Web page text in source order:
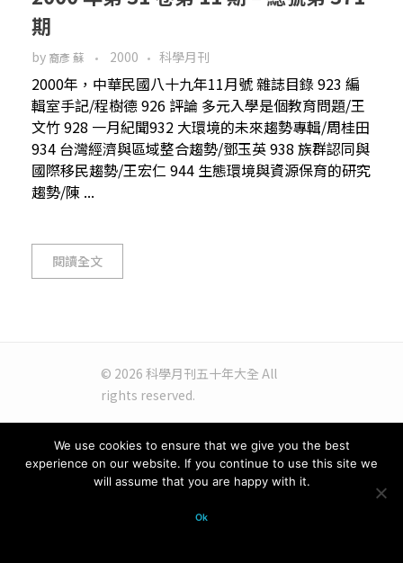
期
by 裔彥 蘇 2000 科學月刊
2000年，中華民國八十九年11月號 雜誌目錄 923 編
輯室手記/程樹德 926 評論 多元入學是個教育問題/王
文竹 928 一月紀聞932 大環境的未來趨勢專輯/周桂田
934 台灣經濟與區域整合趨勢/鄧玉英 938 族群認同與
國際移民趨勢/王宏仁 944 生態環境與資源保育的研究
趨勢/陳 ...
閱讀全文
© 2026 科學月刊五十年大全 All
rights reserved.
We use cookies to ensure that we give you the best
experience on our website. If you continue to use this site we
will assume that you are happy with it.
Ok